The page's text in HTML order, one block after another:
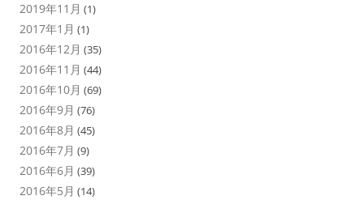
2019年11月 (1)
2017年1月 (1)
2016年12月 (35)
2016年11月 (44)
2016年10月 (69)
2016年9月 (76)
2016年8月 (45)
2016年7月 (9)
2016年6月 (39)
2016年5月 (14)